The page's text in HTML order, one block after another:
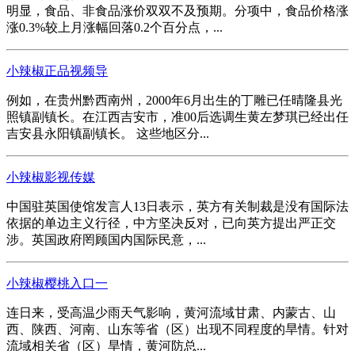
明显，食品、非食品涨价双双不及预期。分项中，食品价格涨
涨0.3%较上月涨幅回落0.2个百分点，...
小辣椒正品视频导
例如，在贵州黔西南州，2000年6月出生的丁雕已任晴隆县光
照镇副镇长。在江西吉安市，准00后选调生黄左梦琪已经出任
吉安县永阳镇副镇长。 这些地区分...
小辣椒影视传媒
中国驻英国使馆发言人13日表示，英方有关制裁是没有国际法
依据的单边主义行径，中方坚决反对，已向英方提出严正交
涉。英国政府罔顾国内国际民意，...
小辣椒樱桃入口一
连日来，受高温少雨天气影响，黄河流域甘肃、内蒙古、山
西、陕西、河南、山东等省（区）出现不同程度的旱情。针对
流域相关省（区）旱情，黄河防总...